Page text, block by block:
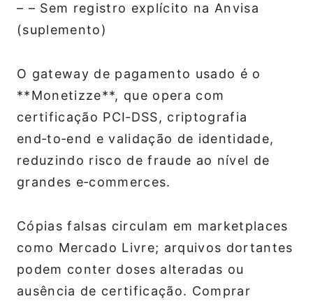
– – Sem registro explícito na Anvisa
(suplemento)
O gateway de pagamento usado é o
**Monetizze**, que opera com
certificação PCI‑DSS, criptografia
end‑to‑end e validação de identidade,
reduzindo risco de fraude ao nível de
grandes e‑commerces.
Cópias falsas circulam em marketplaces
como Mercado Livre; arquivos dortantes
podem conter doses alteradas ou
ausência de certificação. Comprar